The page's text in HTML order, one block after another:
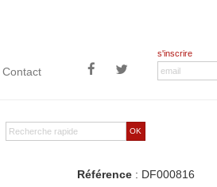
Contact
s'inscrire
OK
Référence: DF000816